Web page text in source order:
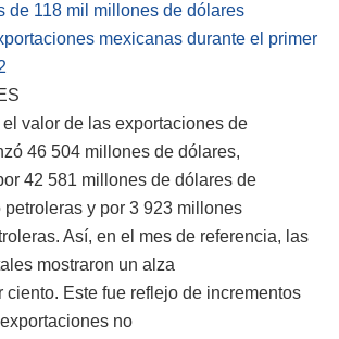
de 118 mil millones de dólares
mexicanas durante el primer
valor de las exportaciones de
46 504 millones de dólares,
42 581 millones de dólares de
y por 3 923 millones
Así, en el mes de referencia, las
mostraron un alza
ciento. Este fue reflejo de incrementos
no